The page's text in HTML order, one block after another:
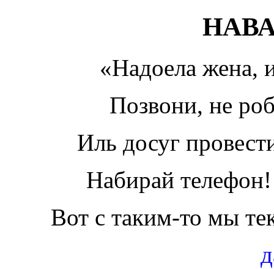
«Надоела жена,
Позвони, не
Иль досуг
Набирай
Вот с таким-то мы